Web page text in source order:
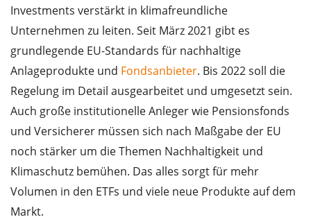
Investments verstärkt in klimafreundliche
Unternehmen zu leiten. Seit März 2021 gibt es
grundlegende EU-Standards für nachhaltige
Anlageprodukte und Fondsanbieter. Bis 2022 soll die
Regelung im Detail ausgearbeitet und umgesetzt sein.
Auch große institutionelle Anleger wie Pensionsfonds
und Versicherer müssen sich nach Maßgabe der EU
noch stärker um die Themen Nachhaltigkeit und
Klimaschutz bemühen. Das alles sorgt für mehr
Volumen in den ETFs und viele neue Produkte auf dem
Markt.